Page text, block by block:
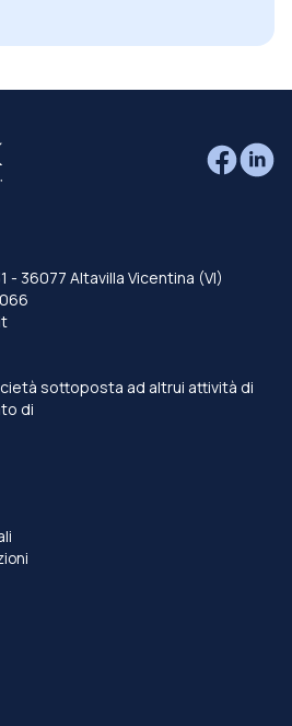
- 36077 Altavilla Vicentina (VI)
sottoposta ad altrui attività di
di